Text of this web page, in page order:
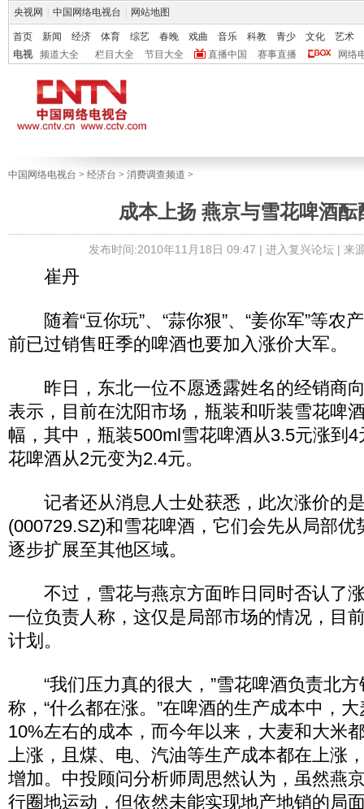
央视网 中国网络电视台 网站地图
首页 新闻 经济 体育 综艺 春晚 戏曲 音乐 科教 青少 文化
艺术
电视
频道大全 栏目大全 节目大全 直播中国 赛事直播 网络
中国网络电视台 > 经济台 > 消费调查频道 >
成本上扬 燕京与雪花啤酒酝
发布时间:2010年11月18日 09:47 | 进入复兴论坛| 来
崔丹
随着“豆你玩”、“蒜你狠”、“姜你军”等农
前已过销售旺季的啤酒也要加入涨价大军。
昨日，东北一位不愿透露姓名的经销商
表示，目前在沈阳市场，瓶装和听装雪花啤
幅，其中，瓶装500ml雪花啤酒从3.5元涨到
花啤酒从2元变为2.4元。
记者还从消息人士处获悉，此次涨价的
(000729.SZ)和雪花啤酒，它们会先从局部优
逐步扩展至其他区域。
不过，雪花与燕京方面昨日同时否认了
一位负责人称，这仅是局部市场的情况，目
计划。
“我们压力真的很大，”雪花啤酒负责北方
称，“什么都在涨。”在啤酒的生产成本中，
10%左右的成本，而今年以来，大麦和大米
上涨，且煤、电、汽油等生产成本都在上涨
增加。中投顾问分析师周思然认为，虽然燕
行圈地运动，但依然未能实现地产地销的局